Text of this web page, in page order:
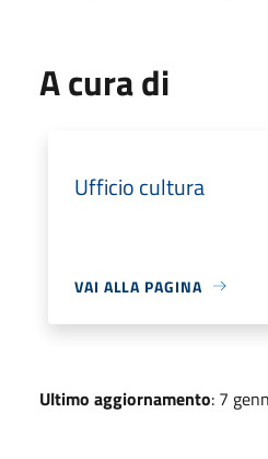
A cura di
Ufficio cultura
VAI ALLA PAGINA
Ultimo aggiornamento: 7